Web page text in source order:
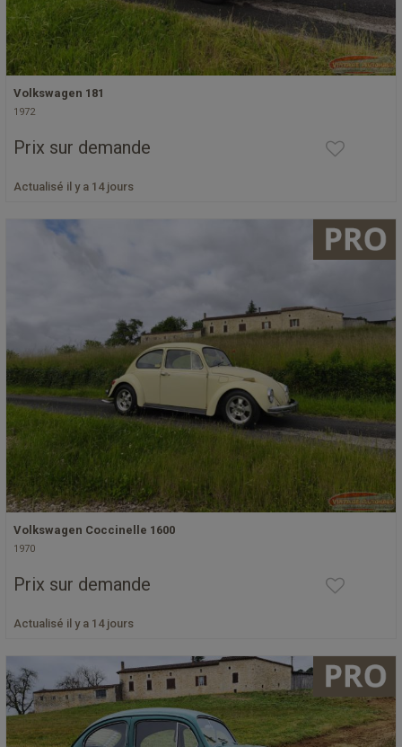
Volkswagen 181
1972
Prix sur demande
Actualisé il y a 14 jours
Volkswagen Coccinelle 1600
1970
Prix sur demande
Actualisé il y a 14 jours